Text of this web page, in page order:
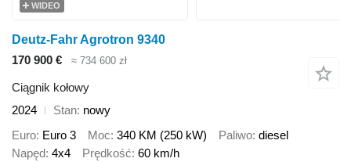
WIDEO
Deutz-Fahr Agrotron 9340
170 900 €
≈ 734 600 zł
Ciągnik kołowy
2024
Stan nowy
Euro Euro 3 Moc 340 KM (250 kW) Paliwo diesel
Napęd 4x4 Prędkość 60 km/h